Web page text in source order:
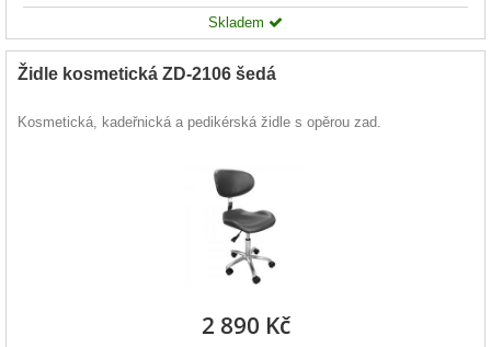
Skladem
Židle kosmetická ZD-2106 šedá
Kosmetická, kadeřnická a pedikérská židle s opěrou zad.
2 890 Kč